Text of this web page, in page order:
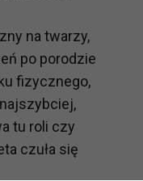
na twarzy,
po porodzie
fizycznego,
tu roli czy
czuła się